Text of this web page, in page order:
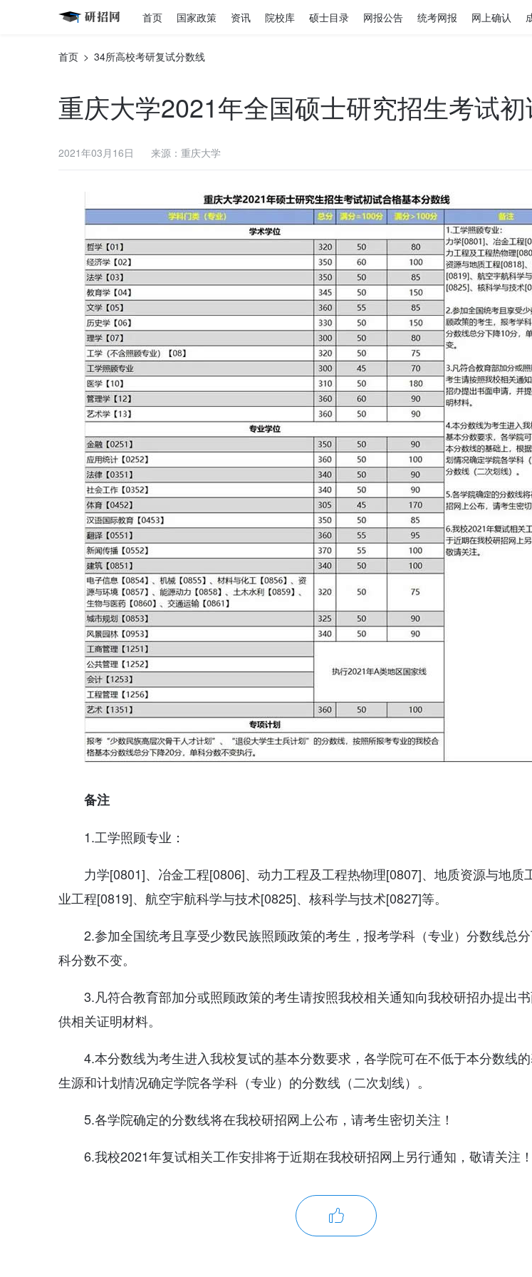
首页 国家政策 资讯 院校库 硕士目录 网报公告 统考网报 网上确认
首页 > 34所高校考研复试分数线
重庆大学2021年全国硕士研究招生考试
2021年03月16日 来源：重庆大学
备注
1.工学照顾专业：
力学[0801]、冶金工程[0806]、动力工程及工程热物理[0807]、地质资源与地质
业工程[0819]、航空宇航科学与技术[0825]、核科学与技术[0827]等。
2.参加全国统考且享受少数民族照顾政策的考生，报考学科（专业）分数线总
科分数不变。
3.凡符合教育部加分或照顾政策的考生请按照我校相关通知向我校研招办提出
供相关证明材料。
4.本分数线为考生进入我校复试的基本分数要求，各学院可在不低于本分数线
生源和计划情况确定学院各学科（专业）的分数线（二次划线）。
5.各学院确定的分数线将在我校研招网上公布，请考生密切关注！
6.我校2021年复试相关工作安排将于近期在我校研招网上另行通知，敬请关注！
